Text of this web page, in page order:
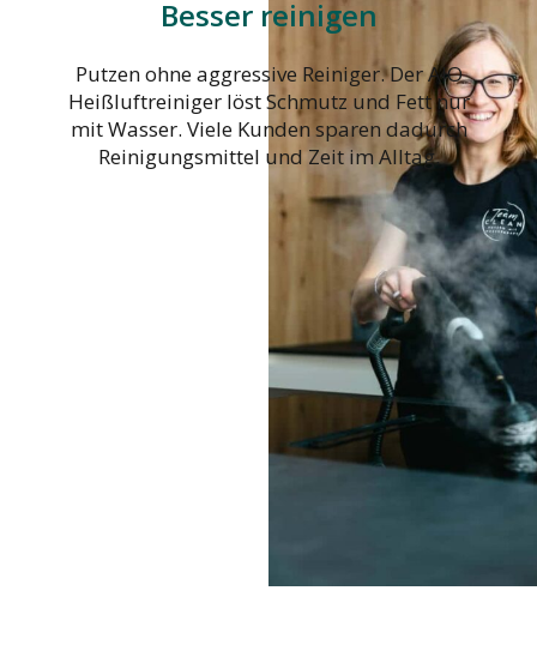
Besser reinigen
Putzen ohne aggressive Reiniger. Der AIO
Heißluftreiniger löst Schmutz und Fett nur
mit Wasser. Viele Kunden sparen dadurch
Reinigungsmittel und Zeit im Alltag.